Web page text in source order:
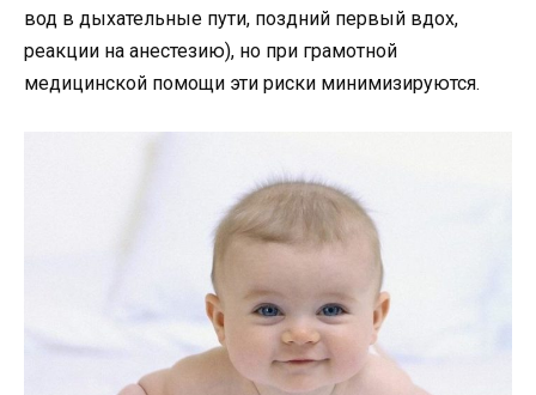
вод в дыхательные пути, поздний первый вдох,
реакции на анестезию), но при грамотной
медицинской помощи эти риски минимизируются.